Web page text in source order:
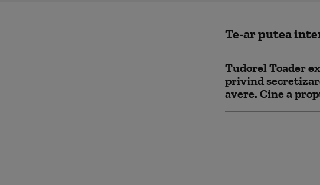
Te-ar putea
Tudorel Toader
privind
avere. Cine a